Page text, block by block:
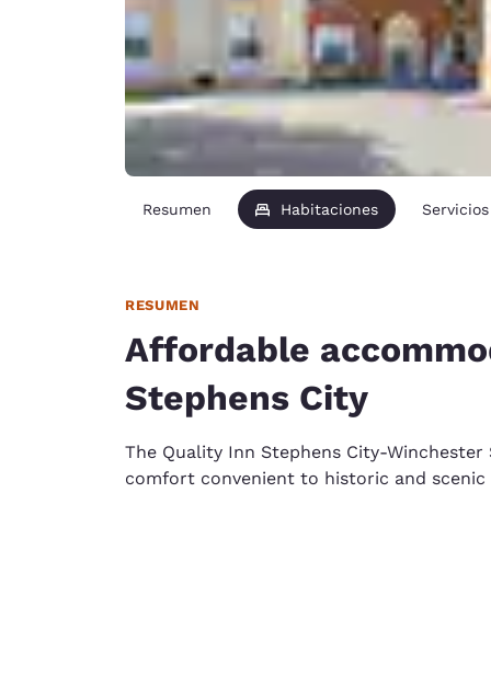
United
English
Asia-Pacífico
Resumen Habitaciones Servicios
RESUMEN
Affordable
Stephens City
The Quality Inn Stephens City-Winchester
comfort convenient to historic and